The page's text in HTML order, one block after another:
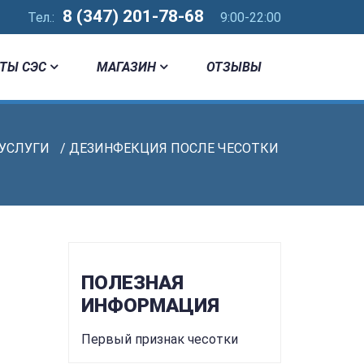
Тел.: 8 (347) 201-78-68 9:00-22:00
СЭС МАГАЗИН ОТЗЫВЫ
/ ДЕЗИНФЕКЦИЯ ПОСЛЕ ЧЕСОТКИ
ПОЛЕЗНАЯ
ИНФОРМАЦИЯ
Первый признак чесотки